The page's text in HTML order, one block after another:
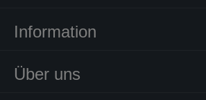
Über uns
Information